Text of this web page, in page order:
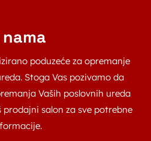
nama
poduzeće za opremanje
Stoga Vas pozivamo da
Vaših poslovnih ureda
salon za sve potrebne